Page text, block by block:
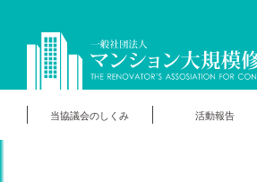
当協議会のしくみ 活動報告